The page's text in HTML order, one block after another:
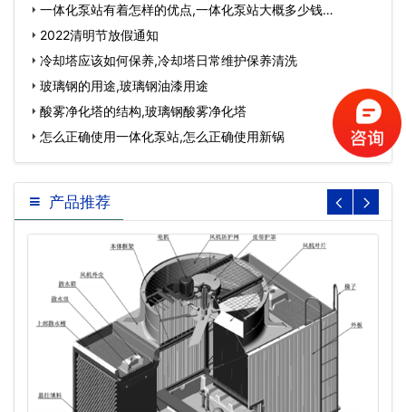
一体化泵站有着怎样的优点,一体化泵站大概多少钱…
2022清明节放假通知
冷却塔应该如何保养,冷却塔日常维护保养清洗
玻璃钢的用途,玻璃钢油漆用途
酸雾净化塔的结构,玻璃钢酸雾净化塔
怎么正确使用一体化泵站,怎么正确使用新锅
产品推荐